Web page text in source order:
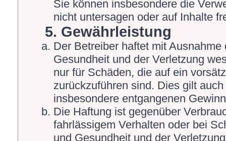
Sie können insbesondere die
nicht untersagen oder auf Inhalte
5. Gewährleistung
Der Betreiber haftet mit
Gesundheit und der Verletzung
nur für Schäden, die auf ein
zurückzuführen sind. Dies gilt
insbesondere entgangenen
Die Haftung ist gegenüber
fahrlässigem Verhalten oder bei
und Gesundheit und der